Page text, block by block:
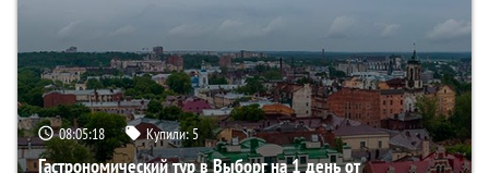
08:05:17 Купили:5
Гастрономический тур в Выборг на 1 день от